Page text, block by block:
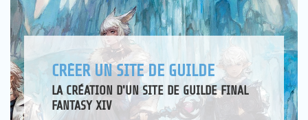
CRÉER UN SITE DE GUILDE
LA CRÉATION D'UN SITE DE GUILDE FINAL
FANTASY XIV